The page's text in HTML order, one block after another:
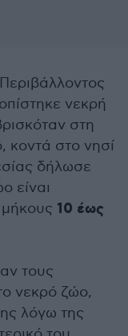
νεκρή
στη
κοντά στο νησί
δήλωσε
είναι
10 έως
τους
νεκρό ζώο,
λόγω της